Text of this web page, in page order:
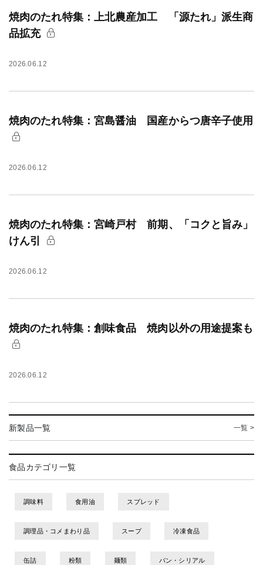
焼肉のたれ特集：上北農産加工 「源たれ」派生商
品拡充
2026.06.12
焼肉のたれ特集：宮島醤油 国産からつ唐辛子使用
2026.06.12
焼肉のたれ特集：宮崎戸村 前期、「コクと旨み」
けん引
2026.06.12
焼肉のたれ特集：創味食品 焼肉以外の用途提案も
2026.06.12
新製品一覧 一覧 >
食品カテゴリ一覧
調味料 食用油 スプレッド
調理品・コメまわり品 スープ 冷凍食品
缶詰 粉類 麺類 パン・シリアル